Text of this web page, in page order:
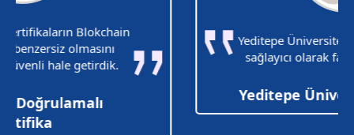
Yeditepe Üniversitesi Partneri ve sistem
sağlayıcı olarak faaliyet yürütüyoruz.
Yeditepe Üniversitesi Partneri